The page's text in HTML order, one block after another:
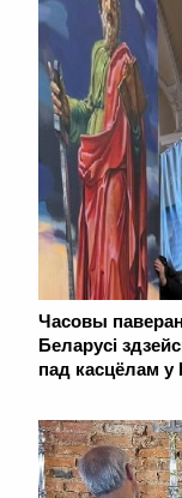
Часовы
Беларусі
пад касцёлам у